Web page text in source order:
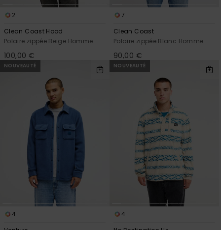
2
Clean Coast Hood
Polaire zippée Beige Homme
100,00 €
7
Clean Coast
Polaire zippée Blanc Homme
90,00 €
NOUVEAUTÉ
4
NOUVEAUTÉ
4